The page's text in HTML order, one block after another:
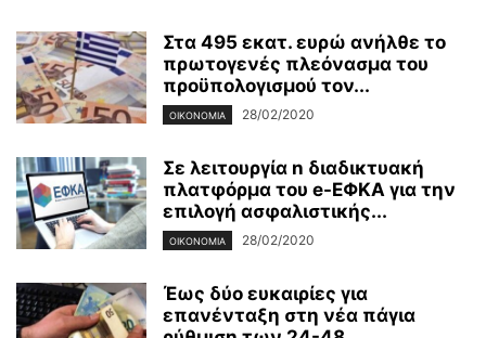
Στα 495 εκατ. ευρώ ανήλθε το
πρωτογενές πλεόνασμα του
προϋπολογισμού τον...
ΟΙΚΟΝΟΜΊΑ 28/02/2020
Σε λειτουργία n διαδικτυακή
πλατφόρμα του e-ΕΦΚΑ για την
επιλογή ασφαλιστικής...
ΟΙΚΟΝΟΜΊΑ 28/02/2020
Έως δύο ευκαιρίες για
επανένταξη στη νέα πάγια